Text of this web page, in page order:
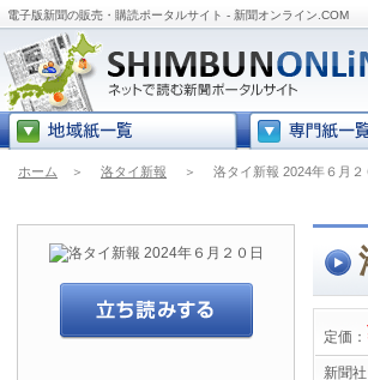
電子版新聞の販売・購読ポータルサイト - 新聞オンライン.COM
ホーム ＞ 洛タイ新報 ＞ 洛タイ新報 2024年６月２
定価：
新聞社